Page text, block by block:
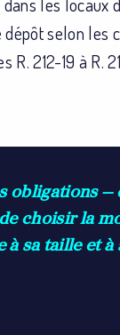
selon les
R. 212-19 à R.
obligations —
choisir la
à sa taille et à